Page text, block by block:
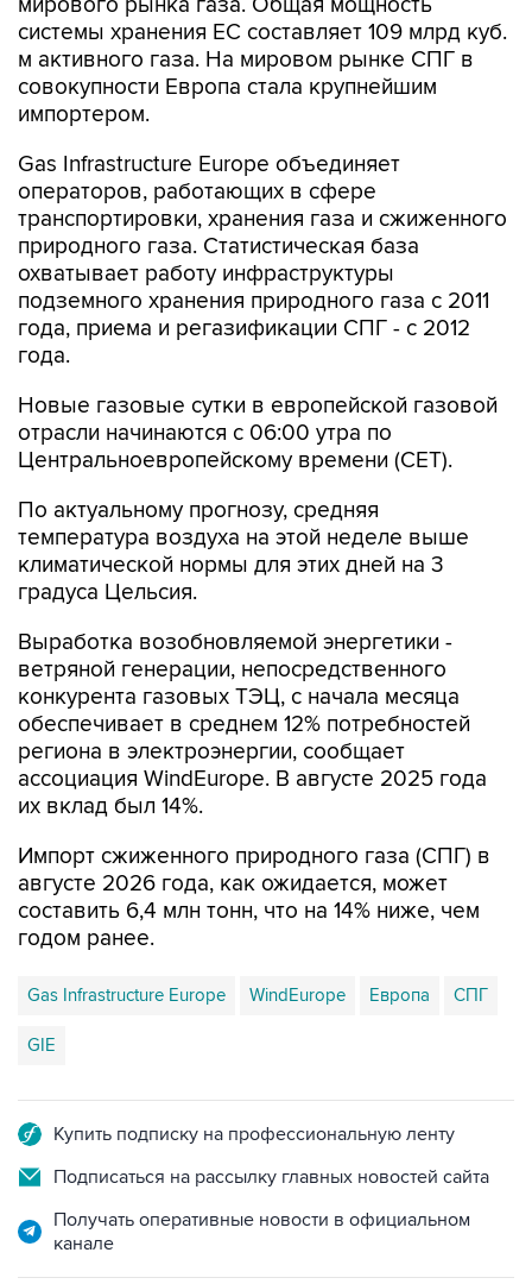
мирового рынка газа. Общая мощность
системы хранения ЕС составляет 109 млрд куб.
м активного газа. На мировом рынке СПГ в
совокупности Европа стала крупнейшим
импортером.
Gas Infrastructure Europe объединяет
операторов, работающих в сфере
транспортировки, хранения газа и сжиженного
природного газа. Статистическая база
охватывает работу инфраструктуры
подземного хранения природного газа с 2011
года, приема и регазификации СПГ - с 2012
года.
Новые газовые сутки в европейской газовой
отрасли начинаются c 06:00 утра по
Центральноевропейскому времени (CET).
По актуальному прогнозу, средняя
температура воздуха на этой неделе выше
климатической нормы для этих дней на 3
градуса Цельсия.
Выработка возобновляемой энергетики -
ветряной генерации, непосредственного
конкурента газовых ТЭЦ, с начала месяца
обеспечивает в среднем 12% потребностей
региона в электроэнергии, сообщает
ассоциация WindEurope. В августе 2025 года
их вклад был 14%.
Импорт сжиженного природного газа (СПГ) в
августе 2026 года, как ожидается, может
составить 6,4 млн тонн, что на 14% ниже, чем
годом ранее.
Gas Infrastructure Europe WindEurope Европа СПГ
GIE
Купить подписку на профессиональную ленту
Подписаться на рассылку главных новостей сайта
Получать оперативные новости в официальном
канале